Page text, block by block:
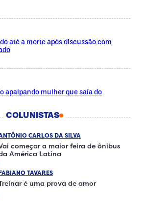
até a morte após discussão com
apalpando mulher que saía do
COLUNISTAS
CARLOS DA SILVA
começar a maior feira de ônibus
América Latina
TAVARES
é uma prova de amor